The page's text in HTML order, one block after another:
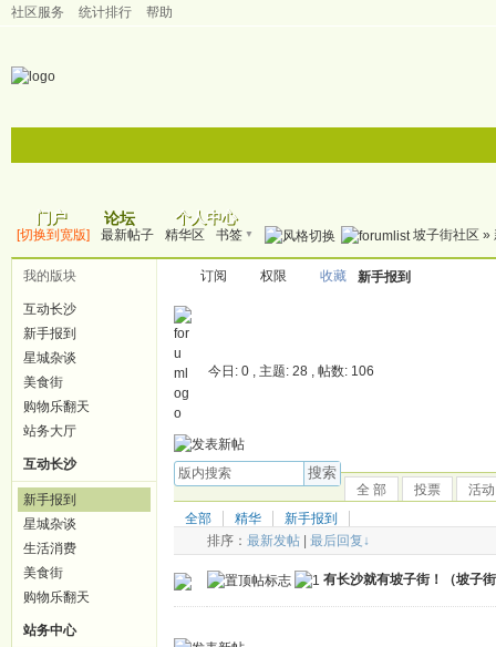
社区服务 统计排行 帮助
门户 论坛 个人中心
帖子
[切换到宽版] 最新帖子 精华区 书签 ▼ 坡子街社区 »
我的版块
互动长沙
新手报到
星城杂谈
美食街
购物乐翻天
站务大厅
互动长沙
新手报到
星城杂谈
生活消费
美食街
购物乐翻天
站务中心
订阅 权限 新手报到
收藏
今日: 0 , 主题: 28 , 帖数: 106
搜索
全 部 投票
活动
全部
精华
新手报到
排序： 最新发帖 | 最后回复↓
有长沙就有坡子街！（坡子